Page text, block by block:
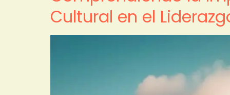
Cultural en el